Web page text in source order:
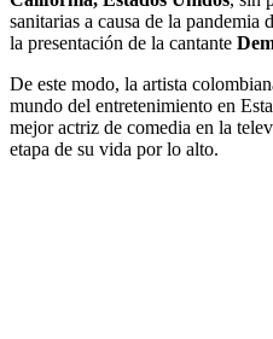
sanitarias a causa de la
la presentación de la cantante
De este modo, la artista
mundo del entretenimiento en
mejor actriz de comedia en la
etapa de su vida por lo alto.